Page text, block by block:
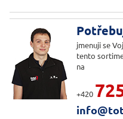
jmenuji se
tento
na
+420